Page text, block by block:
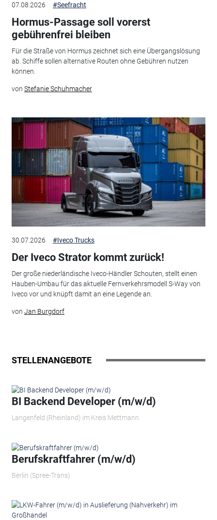
07.08.2026 #Seefracht
Hormus-Passage soll vorerst
gebührenfrei bleiben
Für die Straße von Hormus zeichnet sich eine Übergangslösung
ab. Schiffe sollen alternative Routen ohne Gebühren nutzen
können.
von Stefanie Schuhmacher
30.07.2026 #Iveco Trucks
Der Iveco Strator kommt zurück!
Der große niederländische Iveco-Händler Schouten, stellt einen
Hauben-Umbau für das aktuelle Fernverkehrsmodell S-Way von
Iveco vor und knüpft damit an eine Legende an.
von Jan Burgdorf
STELLENANGEBOTE
BI Backend Developer (m/w/d)
Langenfeld (Rheinland) im Kreis Mettmann
Berufskraftfahrer (m/w/d)
Berlin (Spree-Trans)